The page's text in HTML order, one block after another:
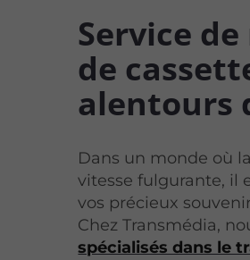
Service
de
alentours
Dans un monde où
vitesse fulgurante, il
vos précieux
Chez Transmédia,
spécialisés dans le